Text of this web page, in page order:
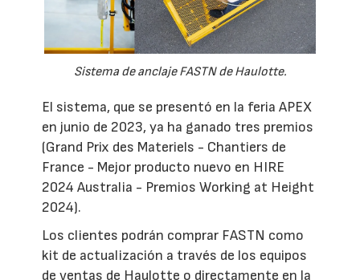
Sistema de anclaje FASTN de Haulotte.
El sistema, que se presentó en la feria APEX
en junio de 2023, ya ha ganado tres premios
(Grand Prix des Materiels - Chantiers de
France - Mejor producto nuevo en HIRE
2024 Australia - Premios Working at Height
2024).
Los clientes podrán comprar FASTN como
kit de actualización a través de los equipos
de ventas de Haulotte o directamente en la